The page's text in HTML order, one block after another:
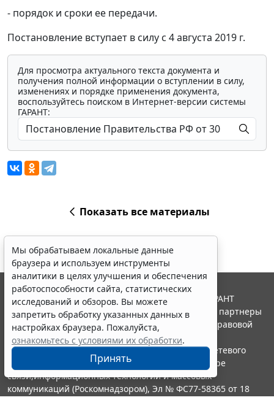
- порядок и сроки ее передачи.
Постановление вступает в силу с 4 августа 2019 г.
Для просмотра актуального текста документа и
получения полной информации о вступлении в силу,
изменениях и порядке применения документа,
воспользуйтесь поиском в Интернет-версии системы
ГАРАНТ:
Показать все материалы
Мы обрабатываем локальные данные
браузера и используем инструменты
аналитики в целях улучшения и обеспечения
работоспособности сайта, статистических
исследований и обзоров. Вы можете
запретить обработку указанных данных в
настройках браузера. Пожалуйста,
ознакомьтесь с условиями их обработки.
Принять
© ООО "НПП "ГАРАНТ-СЕРВИС", 2026. Система ГАРАНТ
выпускается с 1990 года. Компания "Гарант" и ее партнеры
являются участниками Российской ассоциации правовой
информации ГАРАНТ.
Портал ГАРАНТ.РУ зарегистрирован в качестве сетевого
издания Федеральной службой по надзору в сфере
связи,информационных технологий и массовых
коммуникаций (Роскомнадзором), Эл № ФС77-58365 от 18